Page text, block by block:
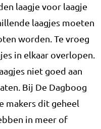
laagje voor laagje
laagjes moeten
worden. Te vroeg
in elkaar overlopen.
niet goed aan
Bij De Dagboog
makers dit geheel
in meer of